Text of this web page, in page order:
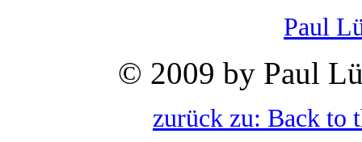
Paul
© 2009 by Paul
zurück zu: Back to